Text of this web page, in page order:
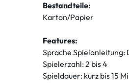
Bestandteile:
Karton/Papier
Features:
Sprache Spielanleitung:
Spielerzahl: 2 bis 4
Spieldauer: kurz bis 15